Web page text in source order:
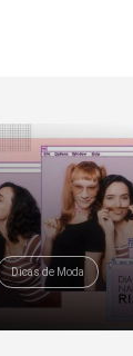
Dicas de Moda